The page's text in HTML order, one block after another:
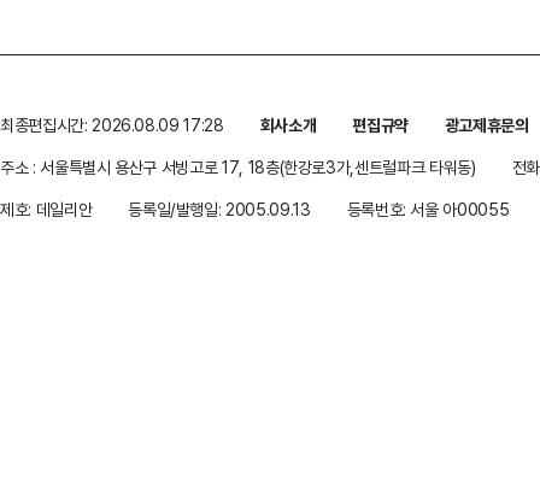
최종편집시간: 2026.08.09 17:28 회사소개 편집규약
광고제휴문의
주소 : 서울특별시 용산구 서빙고로 17, 18층(한강로3가,센트럴파크 타워동)
전
제호: 데일리안
등록일/발행일: 2005.09.13 등록번호: 서울 아00055